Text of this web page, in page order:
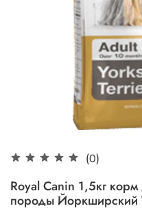
(0)
Royal Canin 1,5кг
породы Йоркширский